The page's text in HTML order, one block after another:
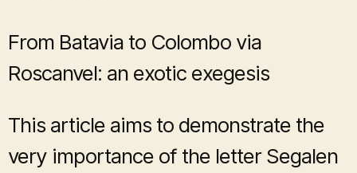
From Batavia to Colombo via
Roscanvel: an exotic exegesis
This article aims to demonstrate the
very importance of the letter Segalen